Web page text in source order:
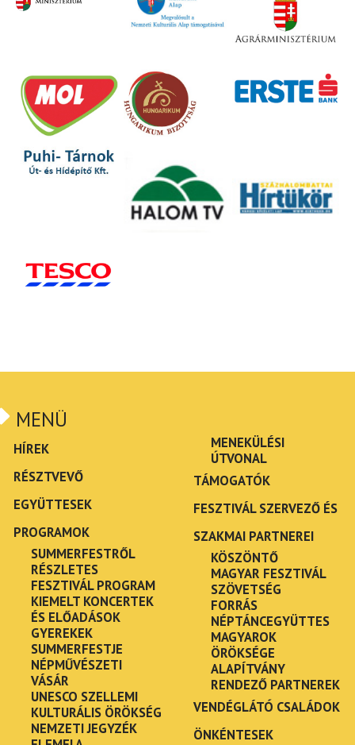
MENÜ
HÍREK
RÉSZTVEVŐ
EGYÜTTESEK
PROGRAMOK
SUMMERFESTRŐL
RÉSZLETES
FESZTIVÁL PROGRAM
KIEMELT KONCERTEK
ÉS ELŐADÁSOK
GYEREKEK
SUMMERFESTJE
NÉPMŰVÉSZETI
VÁSÁR
UNESCO SZELLEMI
KULTURÁLIS ÖRÖKSÉG
NEMZETI JEGYZÉK
MENEKÜLÉSI
ÚTVONAL
TÁMOGATÓK
FESZTIVÁL SZERVEZŐ ÉS
SZAKMAI PARTNEREI
KÖSZÖNTŐ
MAGYAR FESZTIVÁL
SZÖVETSÉG
FORRÁS
NÉPTÁNCEGYÜTTES
MAGYAROK
ÖRÖKSÉGE
ALAPÍTVÁNY
RENDEZŐ PARTNEREK
VENDÉGLÁTÓ CSALÁDOK
ÖNKÉNTESEK